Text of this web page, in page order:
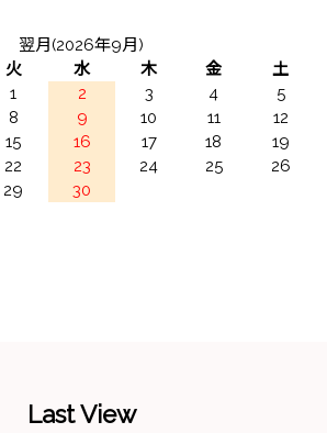
翌月(2026年9月)
火 水 木 金
土
1
2 3 4
5
8 9 10 11
12
15 16 17 18
19
22 23 24 25
26
29 30
Last View